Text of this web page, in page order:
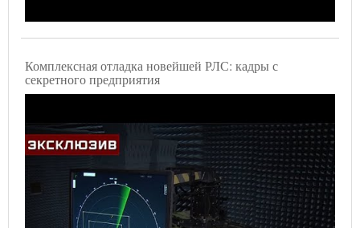
Комплексная отладка новейшей РЛС: кадры с
секретного предприятия